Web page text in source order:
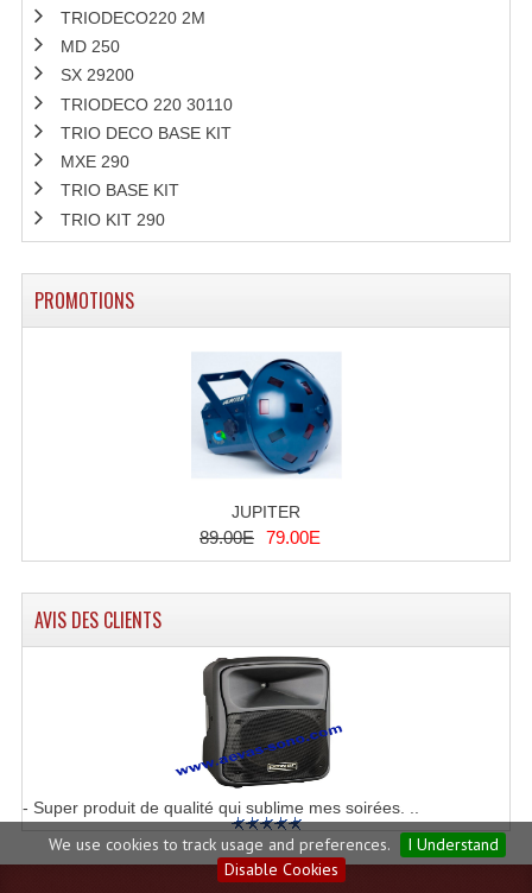
We use cookies to track usage and preferences.
I Understand
Disable Cookies
TRIODECO220 2M
MD 250
SX 29200
TRIODECO 220 30110
TRIO DECO BASE KIT
MXE 290
TRIO BASE KIT
TRIO KIT 290
PROMOTIONS
JUPITER
89.00E 79.00E
AVIS DES CLIENTS
- Super produit de qualité qui sublime mes soirées. ..